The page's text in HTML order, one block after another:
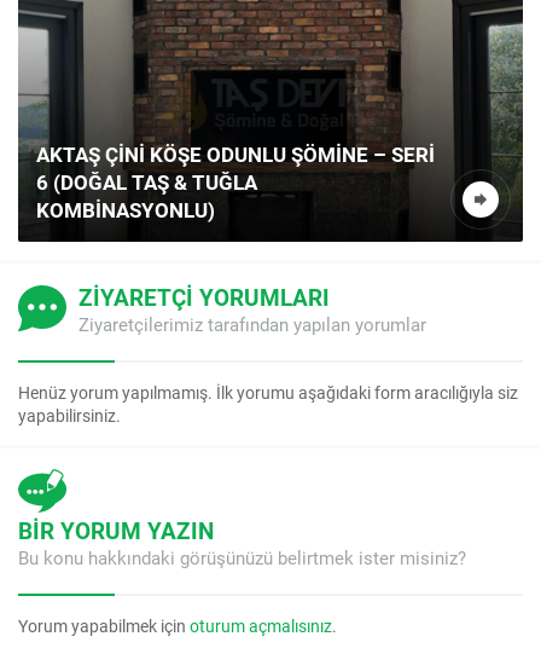
AKTAŞ ÇINI KÖŞE ODUNLU ŞÖMINE – SERI
6 (DOĞAL TAŞ & TUĞLA
KOMBINASYONLU)
ZİYARETÇİ YORUMLARI
Ziyaretçilerimiz tarafından yapılan yorumlar
Henüz yorum yapılmamış. İlk yorumu aşağıdaki form aracılığıyla siz
yapabilirsiniz.
BİR YORUM YAZIN
Bu konu hakkındaki görüşünüzü belirtmek ister misiniz?
Yorum yapabilmek için oturum açmalısınız.